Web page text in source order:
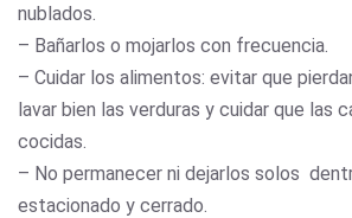
nublados.
– Bañarlos o mojarlos con frecuencia.
– Cuidar los alimentos: evitar que
lavar bien las verduras y cuidar que las
cocidas.
– No permanecer ni dejarlos solos
estacionado y cerrado.